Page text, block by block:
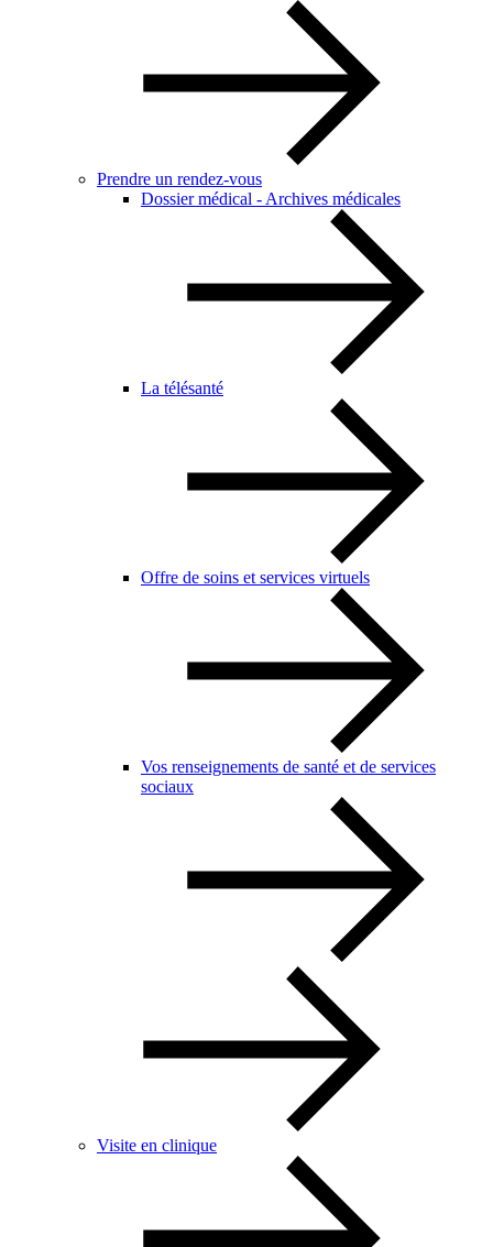
Prendre un rendez-vous
Dossier médical - Archives médicales
La télésanté
Offre de soins et services virtuels
Vos renseignements de santé et de services
sociaux
Visite en clinique